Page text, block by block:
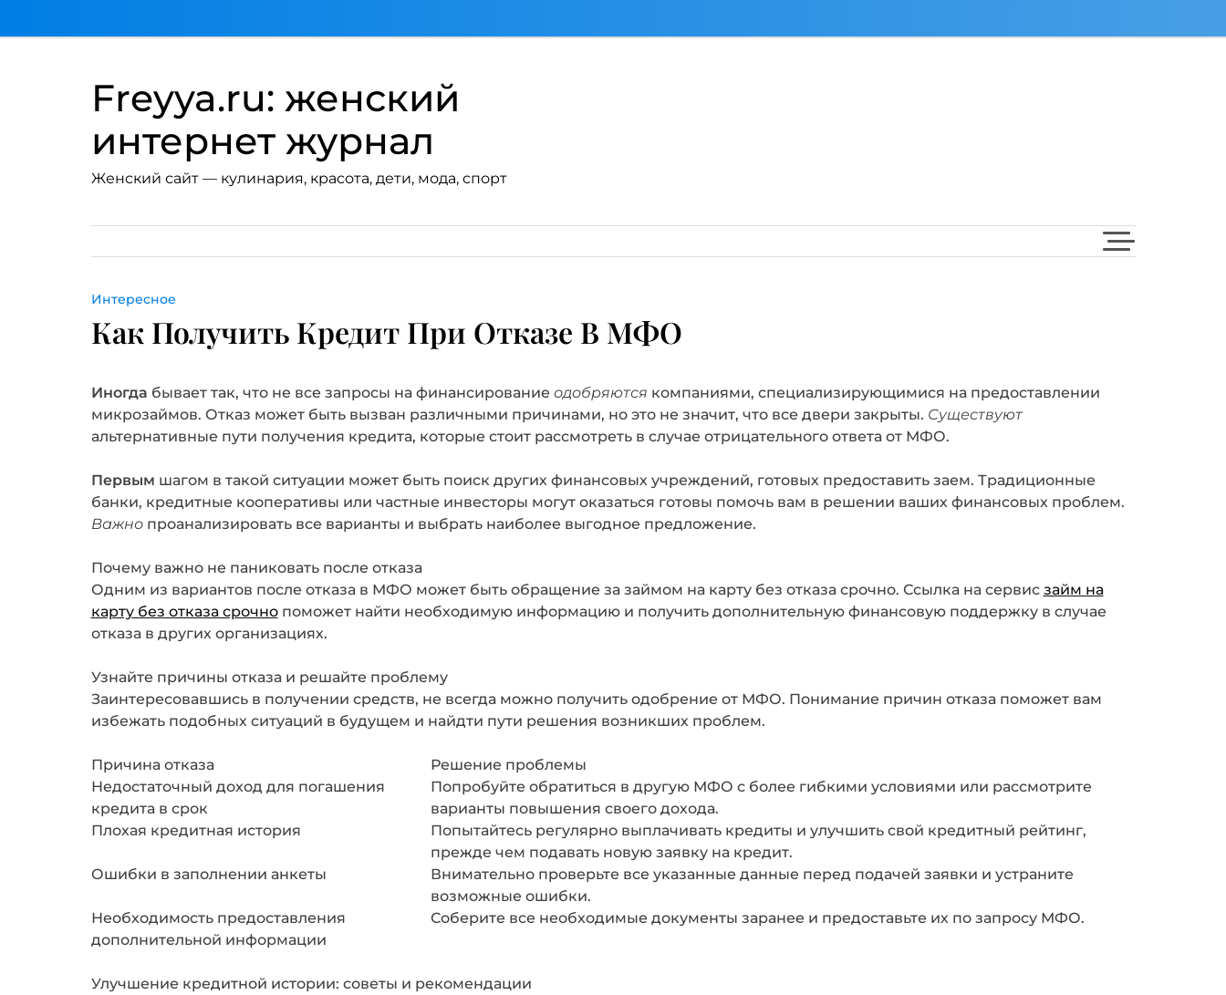
Freyya.ru: женский
интернет журнал
Женский сайт — кулинария, красота, дети, мода, спорт
Интересное
Как Получить Кредит При Отказе В МФО
Иногда бывает так, что не все запросы на финансирование одобряются компаниями, специализирующимися на предоставлении
микрозаймов. Отказ может быть вызван различными причинами, но это не значит, что все двери закрыты. Существуют
альтернативные пути получения кредита, которые стоит рассмотреть в случае отрицательного ответа от МФО.
Первым шагом в такой ситуации может быть поиск других финансовых учреждений, готовых предоставить заем. Традиционные
банки, кредитные кооперативы или частные инвесторы могут оказаться готовы помочь вам в решении ваших финансовых проблем.
Важнопроанализировать все варианты и выбрать наиболее выгодное предложение.
Почему важно не паниковать после отказа
Одним из вариантов после отказа в МФО может быть обращение за займом на карту без отказа срочно. Ссылка на сервис займ на
карту без отказа срочнопоможет найти необходимую информацию и получить дополнительную финансовую поддержку в случае
отказа в других организациях.
Узнайте причины отказа и решайте проблему
Заинтересовавшись в получении средств, не всегда можно получить одобрение от МФО. Понимание причин отказа поможет вам
избежать подобных ситуаций в будущем и найдти пути решения возникших проблем.
Причина отказа
Решение проблемы
Недостаточный доход для погашения
кредита в срок
Попробуйте обратиться в другую МФО с более гибкими условиями или рассмотрите
варианты повышения своего дохода.
Плохая кредитная история
Попытайтесь регулярно выплачивать кредиты и улучшить свой кредитный рейтинг,
прежде чем подавать новую заявку на кредит.
Ошибки в заполнении анкеты
Внимательно проверьте все указанные данные перед подачей заявки и устраните
возможные ошибки.
Необходимость предоставления
дополнительной информации
Соберите все необходимые документы заранее и предоставьте их по запросу МФО.
Улучшение кредитной истории: советы и рекомендации